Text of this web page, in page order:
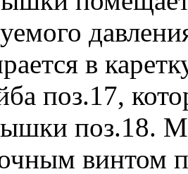
в
поз.17,
поз.18.
винтом